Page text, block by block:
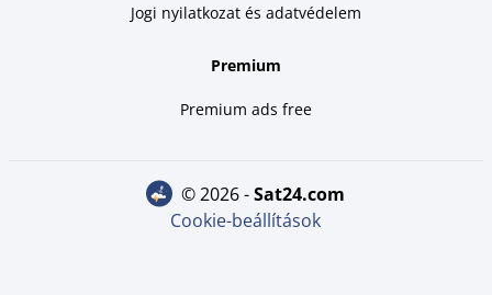
Jogi nyilatkozat és adatvédelem
Premium
Premium ads free
© 2026 - sat24.com
Cookie-beállítások